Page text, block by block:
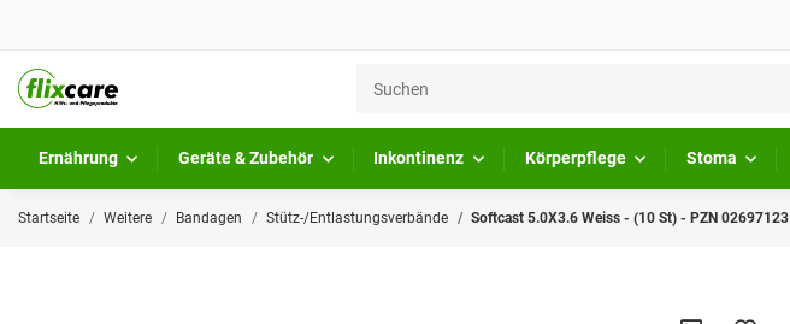
Ernährung Geräte & Zubehör Inkontinenz Körperpflege Stoma
Startseite Weitere Bandagen Stütz-/Entlastungsverbände Softcast 5.0X3.6 Weiss - (10 St) - PZN 02697123